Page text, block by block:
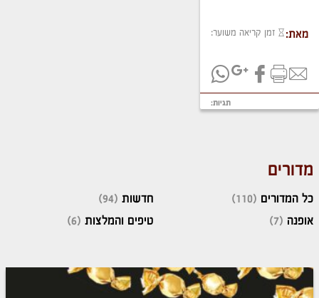
מאת: זמן קריאה משוער:
תגיות:
מדורים
כל המדורים (110)
אופנה (7)
חדשות (94)
טיפים והמלצות (6)